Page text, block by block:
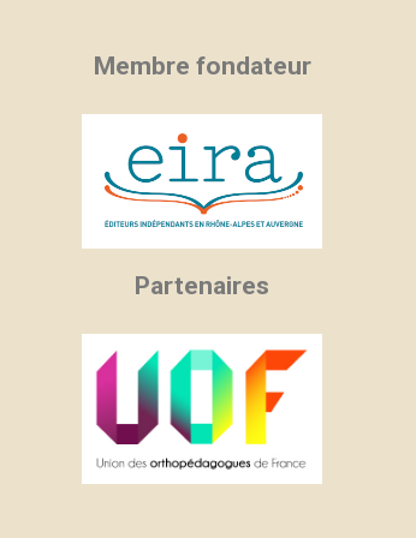
Membre fondateur
Partenaires